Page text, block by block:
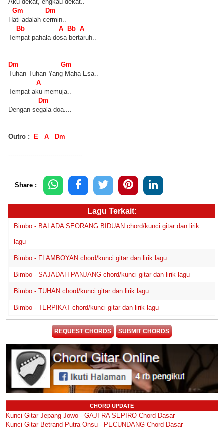
Gm Dm
Hati adalah cermin..
Bb A Bb A
Tempat pahala dosa bertaruh..
Dm Gm
Tuhan Tuhan Yang Maha Esa..
A
Tempat aku memuja..
Dm
Dengan segala doa....
Outro : E A Dm
-------------------------------------
Share :
Lagu Terkait:
Bimbo - BALADA SEORANG BIDUAN chord/kunci gitar dan lirik
lagu
Bimbo - FLAMBOYAN chord/kunci gitar dan lirik lagu
Bimbo - SAJADAH PANJANG chord/kunci gitar dan lirik lagu
Bimbo - TUHAN chord/kunci gitar dan lirik lagu
Bimbo - TERPIKAT chord/kunci gitar dan lirik lagu
REQUEST CHORDS SUBMIT CHORDS
CHORD UPDATE
Kunci Gitar Jepang Jowo - GAJI RA SEPIRO Chord Dasar
Kunci Gitar Betrand Putra Onsu - PECUNDANG Chord Dasar